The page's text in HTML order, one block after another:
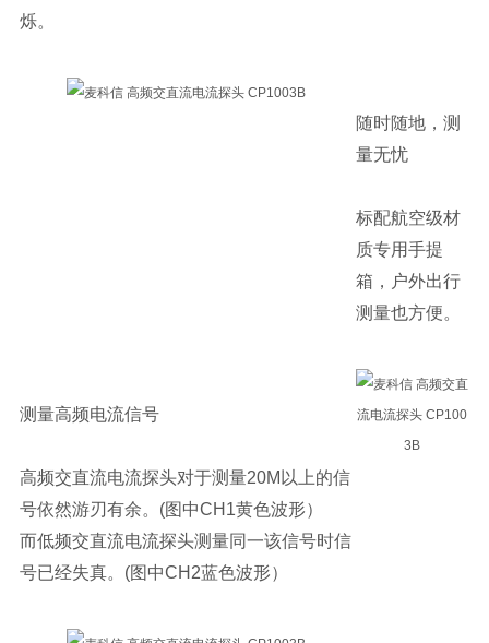
烁。
随时随地，测
量无忧
标配航空级材
质专用手提
箱，户外出行
测量也方便。
测量高频电流信号
高频交直流电流探头对于测量20M以上的信
号依然游刃有余。(图中CH1黄色波形）
而低频交直流电流探头测量同一该信号时信
号已经失真。(图中CH2蓝色波形）